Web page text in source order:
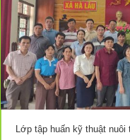
Lớp tập huấn kỹ thuật